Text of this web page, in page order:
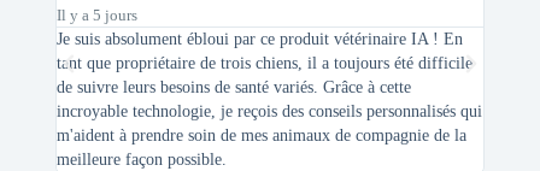
Il y a 5 jours
Je suis absolument ébloui par ce produit vétérinaire IA ! En
tant que propriétaire de trois chiens, il a toujours été difficile
de suivre leurs besoins de santé variés. Grâce à cette
incroyable technologie, je reçois des conseils personnalisés qui
m'aident à prendre soin de mes animaux de compagnie de la
meilleure façon possible.